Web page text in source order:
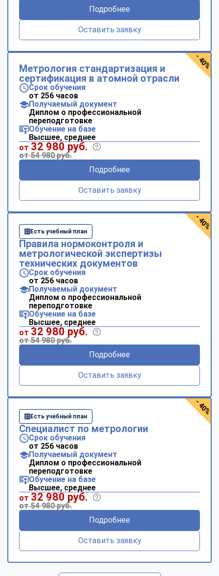
Подробнее
Оставить заявку
Метрология стандартизация и
сертификация в атомной отрасли
Срок обучения
от 256 часов
Получаемый документ
Диплом о профессиональной
переподготовке
Обучение на базе
Высшее, среднее
от 32 980 руб.
от 54 980 руб.
Подробнее
Оставить заявку
- 40%
Есть учебный план
Правила нормоконтроля и
метрологической экспертизы
технических документов
Срок обучения
от 256 часов
Получаемый документ
Диплом о профессиональной
переподготовке
Обучение на базе
Высшее, среднее
от 32 980 руб.
от 54 980 руб.
Подробнее
Оставить заявку
- 40%
Есть учебный план
Специалист по метрологии
Срок обучения
от 256 часов
Получаемый документ
Диплом о профессиональной
переподготовке
Обучение на базе
Высшее, среднее
от 32 980 руб.
от 54 980 руб.
Подробнее
Оставить заявку
- 40%